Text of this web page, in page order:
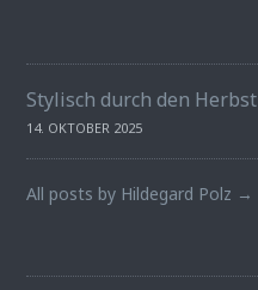
Stylisch durch den Herbst
14. OKTOBER 2025
All posts by Hildegard Polz →